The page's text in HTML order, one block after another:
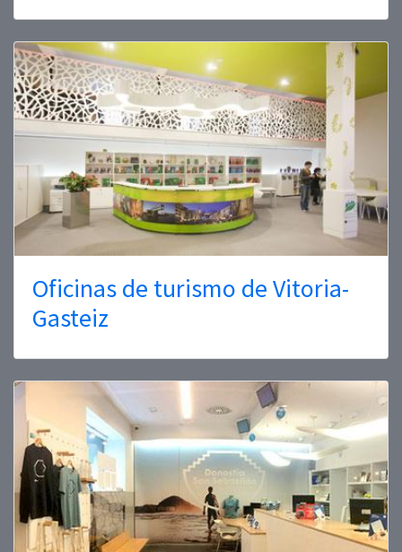
Oficinas de turismo de Vitoria-
Gasteiz